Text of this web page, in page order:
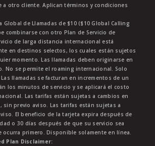
a otro cliente. Aplican términos y condiciones
Global de Llamadas de $10 ($10 Global Calling
combinarse con otro Plan de Servicio de
de larga distancia internacional está
en destinos selectos, los cuales están sujetos
momento. Las llamadas deben originarse en
No se permite el roaming internacional. Solo
llamadas se facturan en incrementos de un
los minutos de servicio y se aplicará el costo
Las tarifas están sujetas a cambios en
sin previo aviso. Las tarifas están sujetas a
El beneficio de la tarjeta expira después de
o 30 días después de que su servicio sea
primero. Disponible solamente en línea.
Plan Disclaimer: